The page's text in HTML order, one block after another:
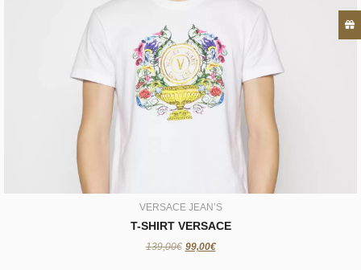
VERSACE JEAN’S
T-SHIRT VERSACE
139,00€ 99,00€
VERSACE JEAN’S
T-SHIRT VERSACE
99,00€